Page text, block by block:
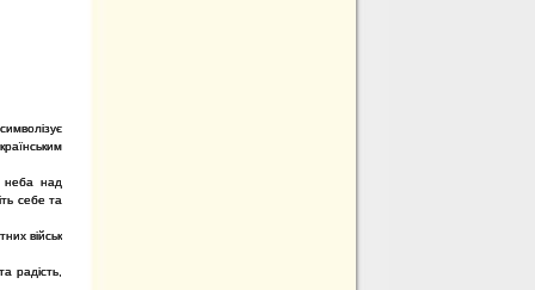
неба над
себе та
військ
радість,